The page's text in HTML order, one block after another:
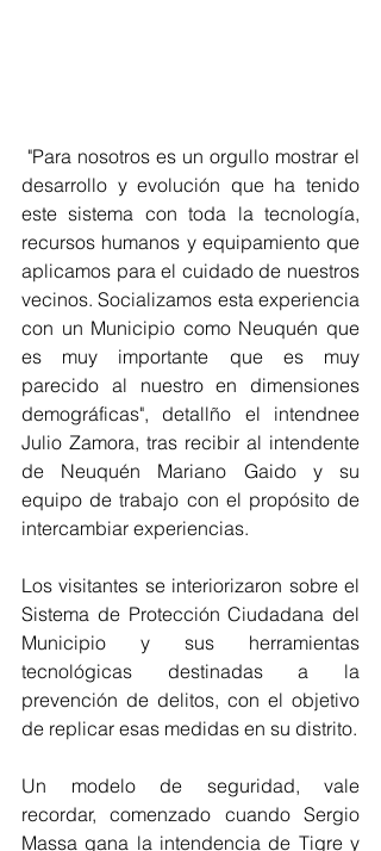
desarrollo y evolución que ha tenido
este sistema con toda la tecnología,
recursos humanos y equipamiento que
aplicamos para el cuidado de nuestros
vecinos. Socializamos esta experiencia
con un Municipio como Neuquén que
es muy importante que es muy
parecido al nuestro en dimensiones
demográficas", detallño el intendnee
Julio Zamora, tras recibir al intendente
de Neuquén Mariano Gaido y su
equipo de trabajo con el propósito de
intercambiar experiencias.
Los visitantes se interiorizaron sobre el
Sistema de Protección Ciudadana del
Municipio y sus herramientas
tecnológicas destinadas a la
prevención de delitos, con el objetivo
Un modelo de seguridad, vale
recordar, comenzado cuando Sergio
Massa gana la intendencia de Tigre y